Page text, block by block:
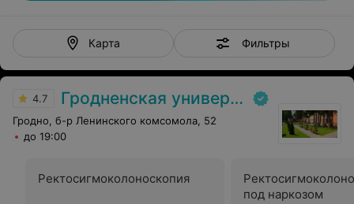
Карта Фильтры
4.7 Гродненская университетская клиника
Гродно, б-р Ленинского комсомола, 52
до 19:00
Ректосигмоколоноскопия
под наркозом